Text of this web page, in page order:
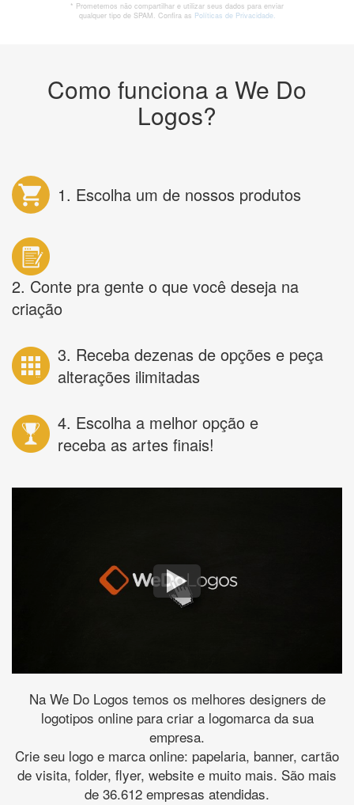
* Prometemos não compartilhar e utilizar seus dados para enviar
qualquer tipo de SPAM. Confira as Políticas de Privacidade.
Como funciona a We Do
Logos?
1. Escolha um de nossos produtos
2. Conte pra gente o que você deseja na
criação
3. Receba dezenas de opções e peça
alterações ilimitadas
4. Escolha a melhor opção e
receba as artes finais!
Na We Do Logos temos os melhores designers de
logotipos online para criar a logomarca da sua
empresa.
Crie seu logo e marca online: papelaria, banner, cartão
de visita, folder, flyer, website e muito mais. São mais
de 36.612 empresas atendidas.